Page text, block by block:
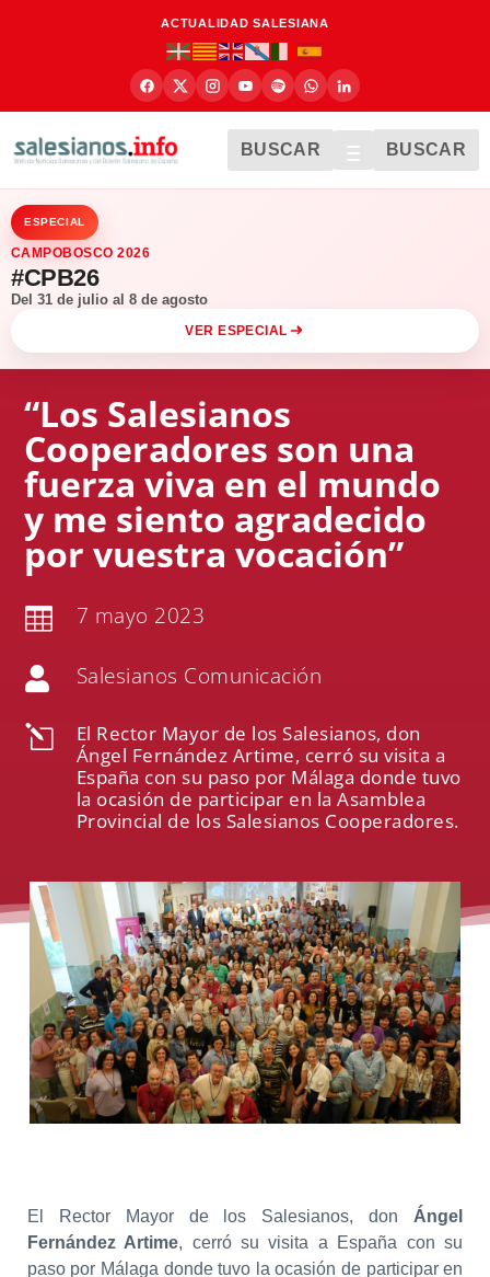
ACTUALIDAD SALESIANA
BUSCAR BUSCAR
ESPECIAL
CAMPOBOSCO 2026
#CPB26
Del 31 de julio al 8 de agosto
VER ESPECIAL
“Los Salesianos
Cooperadores son una
fuerza viva en el mundo
y me siento agradecido
por vuestra vocación”
 7 mayo 2023
 Salesianos Comunicación
l
El Rector Mayor de los Salesianos, don
Ángel Fernández Artime, cerró su visita a
España con su paso por Málaga donde tuvo
la ocasión de participar en la Asamblea
Provincial de los Salesianos Cooperadores.
El Rector Mayor de los Salesianos, donÁngel
Fernández Artime, cerró su visita a España con su
paso por Málaga donde tuvo la ocasión de participar en